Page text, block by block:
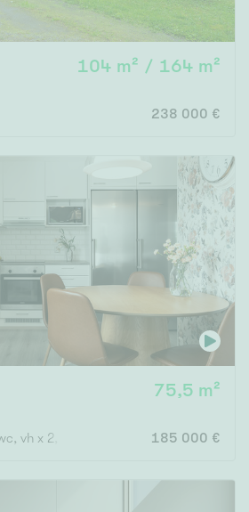
104 m² / 164 m²
238 000 €
75,5 m²
vh x 2, var., lasitettu parveke185 000 €